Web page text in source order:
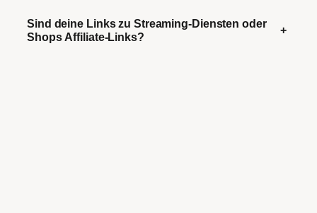
Sind deine Links zu Streaming-Diensten oder
Shops Affiliate-Links?
+